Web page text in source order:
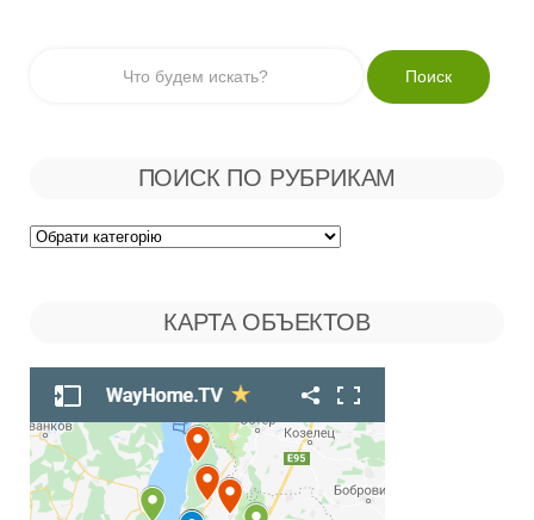
ПОИСК ПО РУБРИКАМ
Поиск
КАРТА ОБЪЕКТОВ